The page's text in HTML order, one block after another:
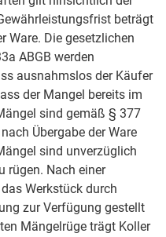
beträgt
Ware. Die gesetzlichen
ABGB werden
ausnahmslos der Käufer
der Mangel bereits im
sind gemäß § 377
Übergabe der Ware
sind unverzüglich
rügen. Nach einer
Werkstück durch
zur Verfügung gestellt
Mängelrüge trägt Koller